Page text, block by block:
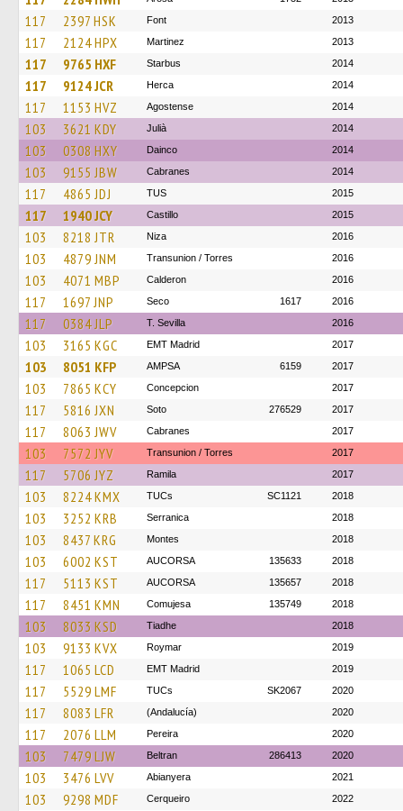
117 2397 HSK Font 2013
117 2124 HPX Martinez 2013
117 9765 HXF Starbus 2014
117 9124 JCR Herca 2014
117 1153 HVZ Agostense 2014
103 3621 KDY Julià 2014
103 0308 HXY Dainco 2014
103 9155 JBW Cabranes 2014
117 4865 JDJ TUS 2015
117 1940 JCY Castillo 2015
103 8218 JTR Niza 2016
103 4879 JNM Transunion / Torres 2016
103 4071 MBP Calderon 2016
117 1697 JNP Seco 1617 2016
117 0384 JLP T. Sevilla 2016
103 3165 KGC EMT Madrid 2017
103 8051 KFP AMPSA 6159 2017
103 7865 KCY Concepcion 2017
117 5816 JXN Soto 276529 2017
117 8063 JWV Cabranes 2017
103 7572 JYV Transunion / Torres 2017
117 5706 JYZ Ramila 2017
103 8224 KMX TUCs SC1121 2018
103 3252 KRB Serranica 2018
103 8437 KRG Montes 2018
103 6002 KST AUCORSA 135633 2018
117 5113 KST AUCORSA 135657 2018
117 8451 KMN Comujesa 135749 2018
103 8033 KSD Tiadhe 2018
103 9133 KVX Roymar 2019
117 1065 LCD EMT Madrid 2019
117 5529 LMF TUCs SK2067 2020
117 8083 LFR (Andalucía) 2020
117 2076 LLM Pereira 2020
103 7479 LJW Beltran 286413 2020
103 3476 LVV Abianyera 2021
103 9298 MDF Cerqueiro 2022